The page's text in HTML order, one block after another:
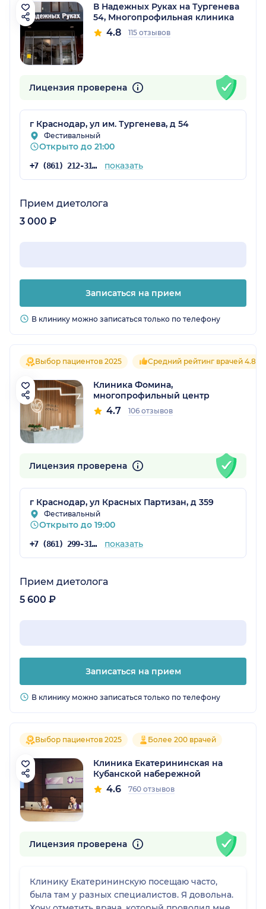
В Надежных Руках на Тургенева
54, Многопрофильная клиника
4.8 115 отзывов
Лицензия проверена
г Краснодар, ул им. Тургенева, д 54
Фестивальный
Открыто до 21:00
+7 (861) 212-31-79 показать
Прием диетолога
3 000 ₽
Записаться на прием
В клинику можно записаться только по телефону
Выбор пациентов 2025 Средний рейтинг врачей 4.8
Клиника Фомина,
многопрофильный центр
4.7 106 отзывов
Лицензия проверена
г Краснодар, ул Красных Партизан, д 359
Фестивальный
Открыто до 19:00
+7 (861) 299-31-16 показать
Прием диетолога
5 600 ₽
Записаться на прием
В клинику можно записаться только по телефону
Выбор пациентов 2025 Более 200 врачей
Клиника Екатерининская на
Кубанской набережной
4.6 760 отзывов
Лицензия проверена
Клинику Екатерининскую посещаю часто,
была там у разных специалистов. Я довольна.